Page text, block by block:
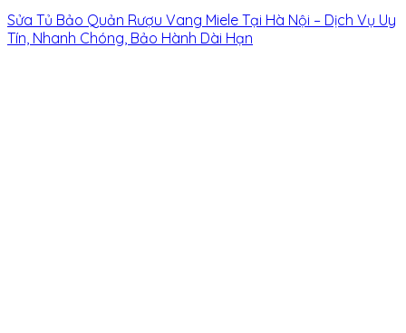
Sửa Tủ Bảo Quản Rượu Vang Miele Tại Hà Nội – Dịch Vụ Uy
Tín, Nhanh Chóng, Bảo Hành Dài Hạn